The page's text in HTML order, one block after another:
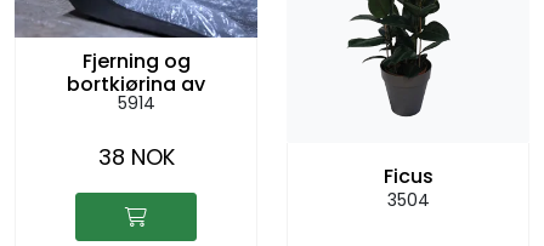
Fjerning og
bortkjøring av
beskyttelsesplast per
5914
38 NOK
Ficus
3504